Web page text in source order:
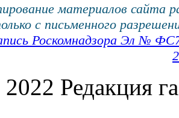
материалов сайта
с письменного
Роскомнадзора Эл №
Редакция